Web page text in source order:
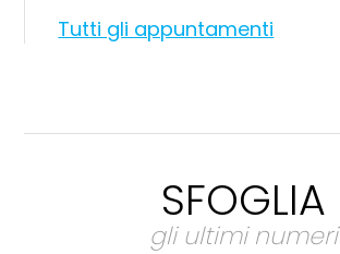
Tutti gli appuntamenti
SFOGLIA
gli ultimi numeri